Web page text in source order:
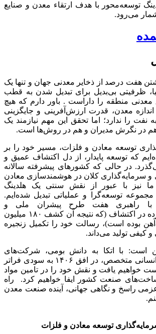
توسعه‌محور با هدف ارتقاء معدن و صنایع
می‌رود.
هفت درصد از ذخایر معدنی جهان و تنها یک
ظرفیتی بی‌بدیل برای تبدیل شدن به قطب
معدنی منطقه را داراست . باور دارم که هیچ
معدن، قدرت ارزش‌آفرینی و جایگزینی
نفت را ندارد؛ اما تحقق این مهم نیازمند یک
در نگرش مدیران و هم در روش‌ها است.
توسعه معادن و فلزات، مسیر خود را بر
که توسعه پایدار، از دل اکتشاف عمیق و
در حالی که کشورهای پیشرفته سالانه
و سرمایه‌گذاری کلان در هوشمندسازی معادن
ما نیز با عبور از نقش سنتی یک هلدینگ
مجموعه توسعه‌گرا و عملیاتی تبدیل شده‌ایم.
با راهبری هفت طرح پیشران ملی و
سرمایه‌گذاری گسترده در اکتشاف (که نتیجه آن کشف ۱۸۰ میلیون
بوده است)، رسالت خود را تکمیل زنجیره
کیفی تولید می‌داند.
است: با اتکا به دانش بومی، شرکت‌های
دانش‌بنیان و نیروی انسانی متخصص، در افق ۱۴۰۶ به سودی فراتر
دست خواهیم یافت و نقش خود را در تامین مواد
صنعت کشور ایفا خواهیم کرد. راه
راسخ و نگاهی جهانی، آینده صنعت معدن
توسعه معادن و فلزات